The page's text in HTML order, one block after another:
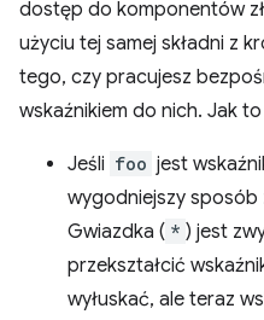
dostęp do komponentów
użyciu tej samej składni z
tego, czy pracujesz
wskaźnikiem do nich. Jak to
Jeśli foo jest
wygodniejszy sposób
Gwiazdka ( * ) jest
przekształcić
wyłuskać, ale teraz